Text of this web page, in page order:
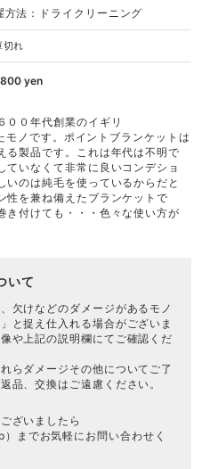
方法：ドライクリーニング
切れ
yen
００年代創業のイギリ
モノです。ポイントブランケットは
る製品です。これは年代は不明で
ていなくて非常に良いコンデショ
いのは純毛を使っているからだと
性を兼ね備えたブランケットで
き付けても・・・色々な使い方が
いて
欠けなどのダメージがあるモノ
と捉え仕入れる場合がございま
や上記の説明欄にてご確認くだ
らダメージその他についてご了
品、交換はご遠慮ください。
ざいましたら
）までお気軽にお問い合わせく